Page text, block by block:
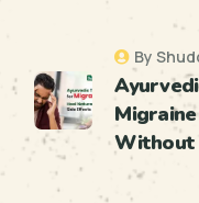
By
Without